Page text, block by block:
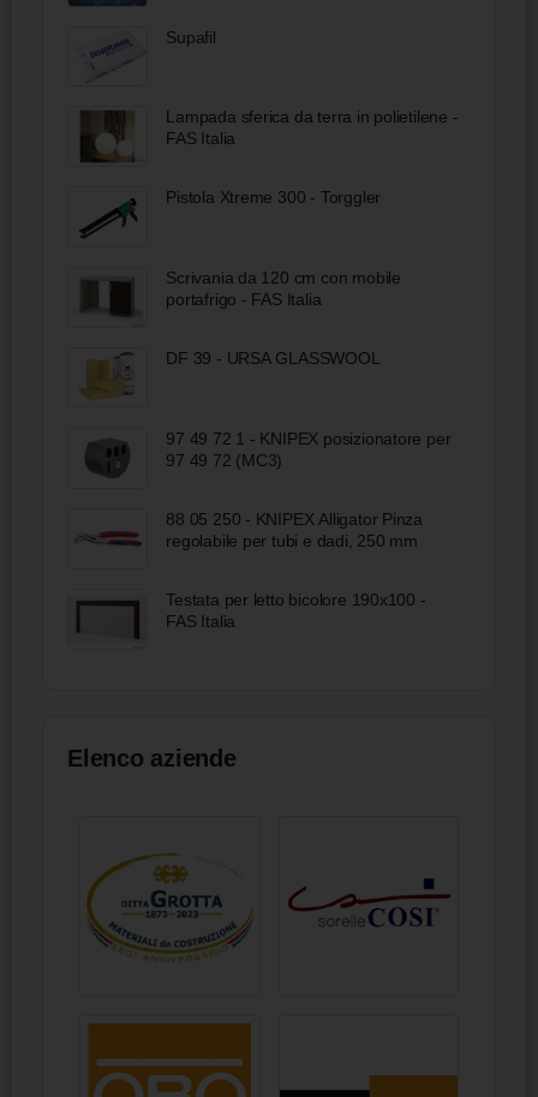
Supafil
Lampada sferica da terra in polietilene -
FAS Italia
Pistola Xtreme 300 - Torggler
Scrivania da 120 cm con mobile
portafrigo - FAS Italia
DF 39 - URSA GLASSWOOL
97 49 72 1 - KNIPEX posizionatore per
97 49 72 (MC3)
88 05 250 - KNIPEX Alligator Pinza
regolabile per tubi e dadi, 250 mm
Testata per letto bicolore 190x100 -
FAS Italia
Elenco aziende